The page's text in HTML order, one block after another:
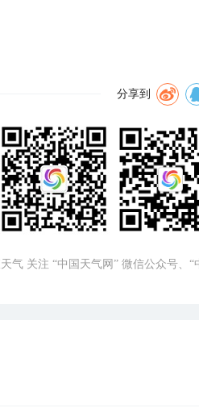
分享到
气 关注 “中国天气网” 微信公众号、